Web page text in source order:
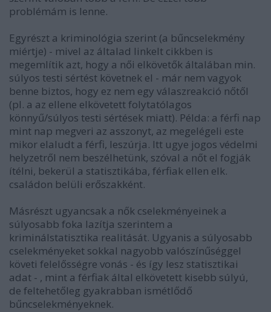
problémám is lenne.
Egyrészt a kriminológia szerint (a bűncselekmény
miértje) - mivel az általad linkelt cikkben is
megemlítik azt, hogy a női elkövetők általában min.
súlyos testi sértést követnek el - már nem vagyok
benne biztos, hogy ez nem egy válaszreakció nőtől
(pl. a az ellene elkövetett folytatólagos
könnyű/súlyos testi sértések miatt). Példa: a férfi nap
mint nap megveri az asszonyt, az megelégeli este
mikor elaludt a férfi, leszúrja. Itt ugye jogos védelmi
helyzetről nem beszélhetünk, szóval a nőt el fogják
ítélni, bekerül a statisztikába, férfiak ellen elk.
családon belüli erőszakként.
Másrészt ugyancsak a nők cselekményeinek a
súlyosabb foka lazítja szerintem a
kriminálstatisztika realitását. Ugyanis a súlyosabb
cselekményeket sokkal nagyobb valószínűséggel
követi felelősségre vonás - és így lesz statisztikai
adat - , mint a férfiak által elkövetett kisebb súlyú,
de feltehetőleg gyakrabban ismétlődő
bűncselekményeknek.